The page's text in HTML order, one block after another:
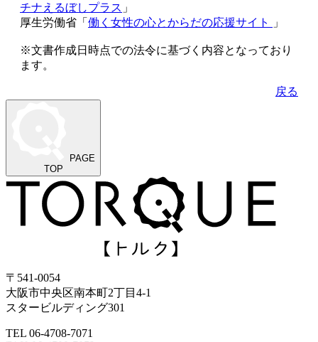
チナえるぼしプラス 」
厚生労働省「 働く女性の心とからだの応援サイト 」
※文書作成日時点での法令に基づく内容となっており
ます。
戻る
PAGE
TOP
〒541-0054
大阪市中央区南本町2丁目4-1
スタービルディング301
TEL 06-4708-7071